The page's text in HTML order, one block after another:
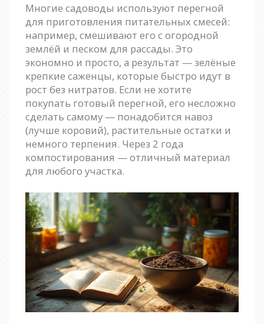
Многие садоводы используют перегной
для приготовления питательных смесей:
например, смешивают его с огородной
землёй и песком для рассады. Это
экономно и просто, а результат — зелёные
крепкие саженцы, которые быстро идут в
рост без нитратов. Если не хотите
покупать готовый перегной, его несложно
сделать самому — понадобится навоз
(лучше коровий), растительные остатки и
немного терпения. Через 2 года
компостирования — отличный материал
для любого участка.